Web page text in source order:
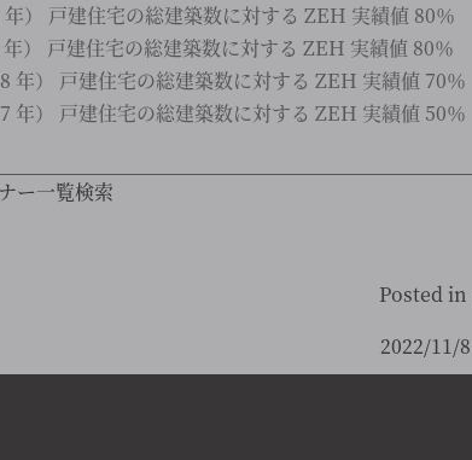
） 戸建住宅の総建築数に対する ZEH 実績値 80％
） 戸建住宅の総建築数に対する ZEH 実績値 80％
年） 戸建住宅の総建築数に対する ZEH 実績値 70％
年） 戸建住宅の総建築数に対する ZEH 実績値 50％
ー一覧検索
Posted in
2022/11/8